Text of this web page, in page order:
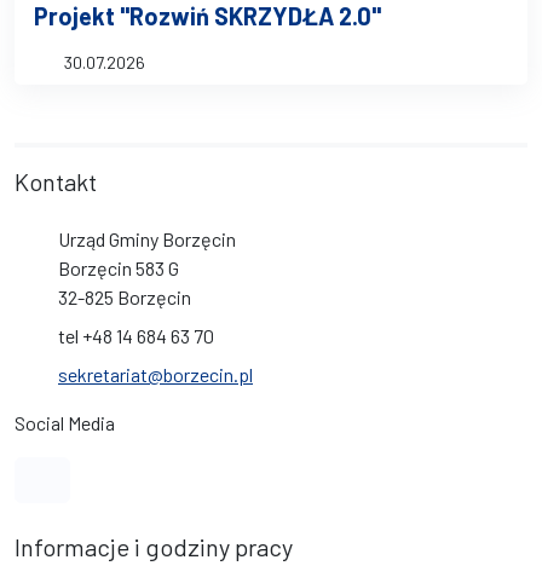
Projekt "Rozwiń SKRZYDŁA 2.0"
30.07.2026
Kontakt
Urząd Gminy Borzęcin
Borzęcin 583 G
32-825 Borzęcin
tel +48 14 684 63 70
sekretariat@borzecin.pl
Social Media
Informacje i godziny pracy